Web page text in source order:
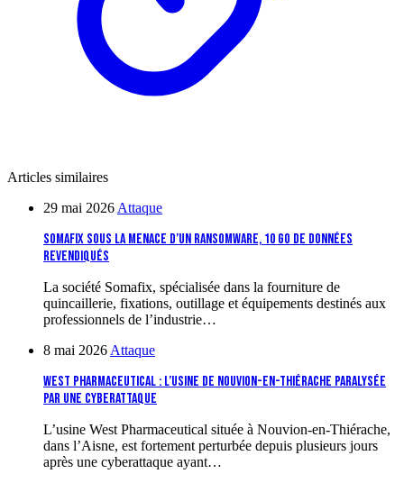
Articles similaires
29 mai 2026 Attaque
Somafix sous la menace d’un ransomware, 10 Go de données
revendiqués
La société Somafix, spécialisée dans la fourniture de
quincaillerie, fixations, outillage et équipements destinés aux
professionnels de l’industrie…
8 mai 2026 Attaque
West Pharmaceutical : l’usine de Nouvion-en-Thiérache paralysée
par une cyberattaque
L’usine West Pharmaceutical située à Nouvion-en-Thiérache,
dans l’Aisne, est fortement perturbée depuis plusieurs jours
après une cyberattaque ayant…